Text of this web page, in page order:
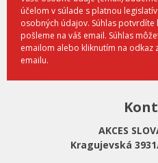
účelom v súlade s platnou
osobných údajov. Súhlas
pošleme na váš email. Súhlas
emailom alebo kliknutím na
emailu.
AKCES
Kragujevská